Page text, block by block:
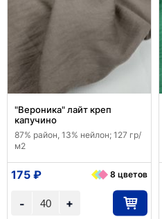
"Вероника" лайт креп
капучино
87% район, 13% нейлон; 127 гр/
м2
+
-
175 ₽ 8 цветов